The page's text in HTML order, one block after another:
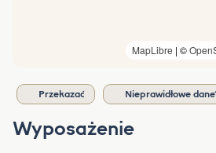
MapLibre | ©
Przekazać Nieprawidłowe
Wyposażenie